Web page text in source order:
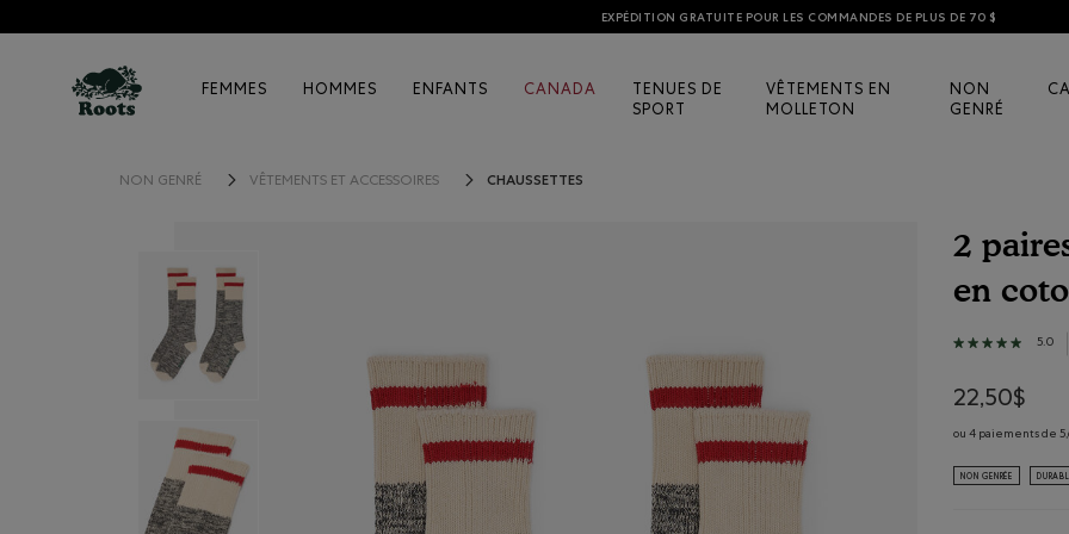
EXPÉDITION GRATUITE POUR LES COMMANDES DE PLUS DE 70 $
FEMMES HOMMES ENFANTS CANADA
TENUES DE
SPORT
VÊTEMENTS EN
MOLLETON
NON
GENRÉ
NON GENRÉ VÊTEMENTS ET ACCESSOIRES CHAUSSETTES
2
en
5 sur 5
★★★★★
★★★★★
sur
Lire
avis
5.0
22,50$
ou 4 paiements de
NON GENRÉE